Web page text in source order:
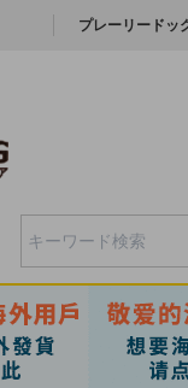
プレーリードッ